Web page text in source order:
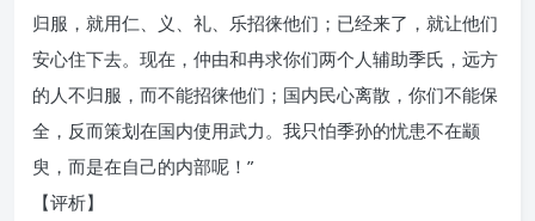
归服，就用仁、义、礼、乐招徕他们；已经来了，就让他们
安心住下去。现在，仲由和冉求你们两个人辅助季氏，远方
的人不归服，而不能招徕他们；国内民心离散，你们不能保
全，反而策划在国内使用武力。我只怕季孙的忧患不在颛
臾，而是在自己的内部呢！”
【评析】